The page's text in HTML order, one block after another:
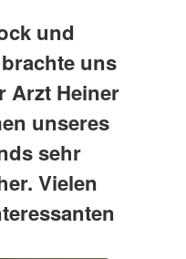
und
uns
Arzt Heiner
unseres
sehr
Vielen